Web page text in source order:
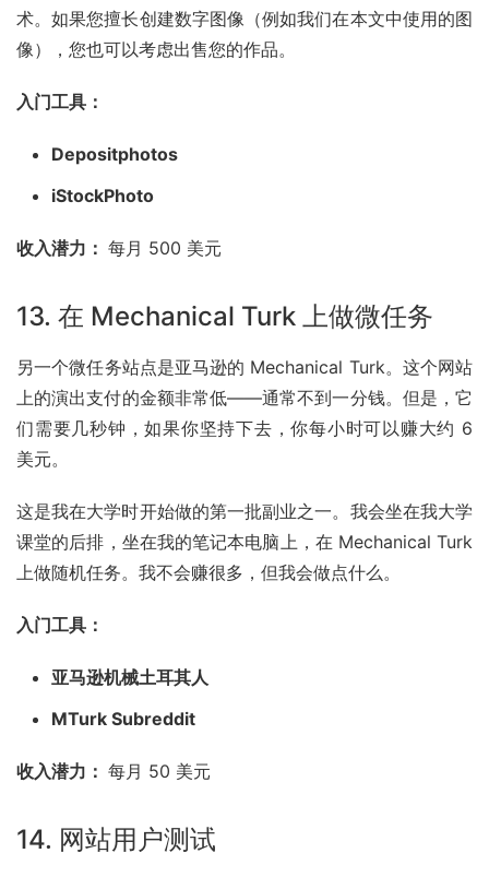
术。如果您擅长创建数字图像（例如我们在本文中使用的图
像），您也可以考虑出售您的作品。
入门工具：
Depositphotos
iStockPhoto
收入潜力： 每月 500 美元
13. 在 Mechanical Turk 上做微任务
另一个微任务站点是亚马逊的 Mechanical Turk。这个网站
上的演出支付的金额非常低——通常不到一分钱。但是，它
们需要几秒钟，如果你坚持下去，你每小时可以赚大约 6
美元。
这是我在大学时开始做的第一批副业之一。我会坐在我大学
课堂的后排，坐在我的笔记本电脑上，在 Mechanical Turk
上做随机任务。我不会赚很多，但我会做点什么。
入门工具：
亚马逊机械土耳其人
MTurk Subreddit
收入潜力： 每月 50 美元
14. 网站用户测试